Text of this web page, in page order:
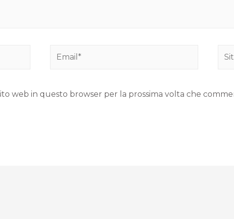
web in questo browser per la prossima volta che